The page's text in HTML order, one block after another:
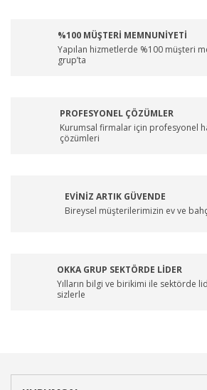
%100 MÜŞTERİ MEMNUNİYETİ
Yapılan hizmetlerde %100 müşteri
grup’ta
PROFESYONEL ÇÖZÜMLER
Kurumsal firmalar için profesyonel
çözümleri
EVİNİZ ARTIK GÜVENDE
Bireysel müşterilerimizin ev ve
OKKA GRUP SEKTÖRDE LİDER
Yılların bilgi ve birikimi ile sektörde
sizlerle